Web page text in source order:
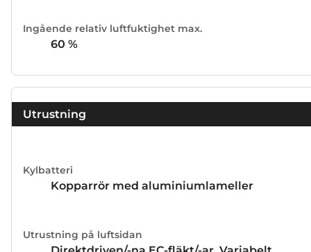
Ingående relativ luftfuktighet max.
60 %
Utrustning
Kylbatteri
Kopparrör med aluminiumlameller
Utrustning på luftsidan